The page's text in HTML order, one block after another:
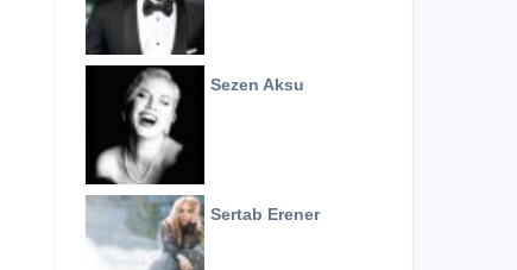
Sezen Aksu
Sertab Erener